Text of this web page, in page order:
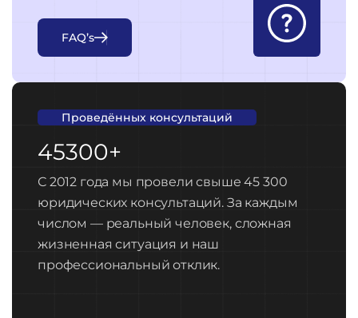
FAQ’s
Проведённых консультаций
45300+
С 2012 года мы провели свыше 45 300
юридических консультаций. За каждым
числом — реальный человек, сложная
жизненная ситуация и наш
профессиональный отклик.